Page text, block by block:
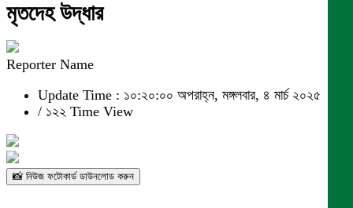
মৃতদেহ উদ্ধার
Reporter Name
Update Time : ১০:২০:০০ অপরাহ্ন, মঙ্গলবার, ৪ মার্চ ২০২৫
/ ১২২ Time View
📸 নিউজ ফটোকার্ড ডাউনলোড করুন